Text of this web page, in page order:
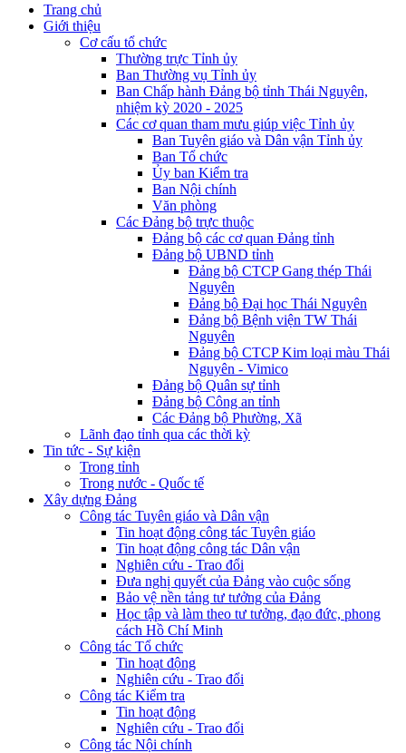
Trang chủ
Giới thiệu
Cơ cấu tổ chức
Thường trực Tỉnh ủy
Ban Thường vụ Tỉnh ủy
Ban Chấp hành Đảng bộ tỉnh Thái Nguyên,
nhiệm kỳ 2020 - 2025
Các cơ quan tham mưu giúp việc Tỉnh ủy
Ban Tuyên giáo và Dân vận Tỉnh ủy
Ban Tổ chức
Ủy ban Kiểm tra
Ban Nội chính
Văn phòng
Các Đảng bộ trực thuộc
Đảng bộ các cơ quan Đảng tỉnh
Đảng bộ UBND tỉnh
Đảng bộ CTCP Gang thép Thái
Nguyên
Đảng bộ Đại học Thái Nguyên
Đảng bộ Bệnh viện TW Thái
Nguyên
Đảng bộ CTCP Kim loại màu Thái
Nguyên - Vimico
Đảng bộ Quân sự tỉnh
Đảng bộ Công an tỉnh
Các Đảng bộ Phường, Xã
Lãnh đạo tỉnh qua các thời kỳ
Tin tức - Sự kiện
Trong tỉnh
Trong nước - Quốc tế
Xây dựng Đảng
Công tác Tuyên giáo và Dân vận
Tin hoạt động công tác Tuyên giáo
Tin hoạt động công tác Dân vận
Nghiên cứu - Trao đổi
Đưa nghị quyết của Đảng vào cuộc sống
Bảo vệ nền tảng tư tưởng của Đảng
Học tập và làm theo tư tưởng, đạo đức, phong
cách Hồ Chí Minh
Công tác Tổ chức
Tin hoạt động
Nghiên cứu - Trao đổi
Công tác Kiểm tra
Tin hoạt động
Nghiên cứu - Trao đổi
Công tác Nội chính